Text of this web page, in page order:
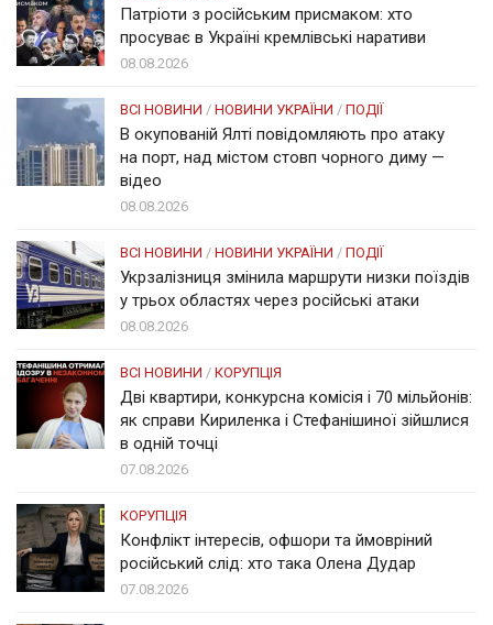
Патріоти з російським присмаком: хто
просуває в Україні кремлівські наративи
08.08.2026
ВСІ НОВИНИ / НОВИНИ УКРАЇНИ / ПОДІЇ
В окупованій Ялті повідомляють про атаку
на порт, над містом стовп чорного диму —
відео
08.08.2026
ВСІ НОВИНИ / НОВИНИ УКРАЇНИ / ПОДІЇ
Укрзалізниця змінила маршрути низки поїздів
у трьох областях через російські атаки
08.08.2026
ВСІ НОВИНИ / КОРУПЦІЯ
Дві квартири, конкурсна комісія і 70 мільйонів:
як справи Кириленка і Стефанішиної зійшлися
в одній точці
07.08.2026
КОРУПЦІЯ
Конфлікт інтересів, офшори та ймовріний
російський слід: хто така Олена Дудар
07.08.2026